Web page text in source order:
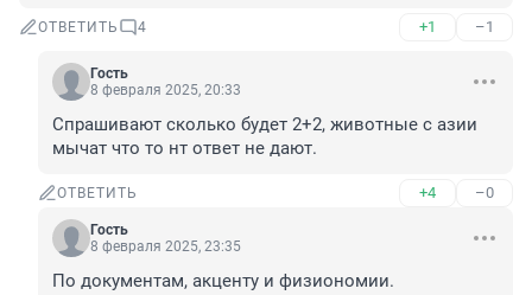
ОТВЕТИТЬ 4 +1 –1
Гость
8 февраля 2025, 20:33
Спрашивают сколько будет 2+2, животные с азии
мычат что то нт ответ не дают.
ОТВЕТИТЬ +4 –0
Гость
8 февраля 2025, 23:35
По документам, акценту и физиономии.